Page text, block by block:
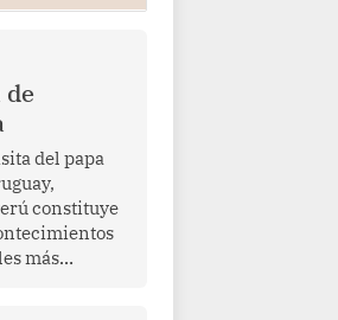
de
del papa
constituye
más